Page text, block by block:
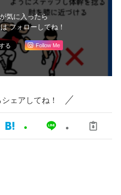
気に入ったら
フォローしてね！
Follow Me
ェアしてね！